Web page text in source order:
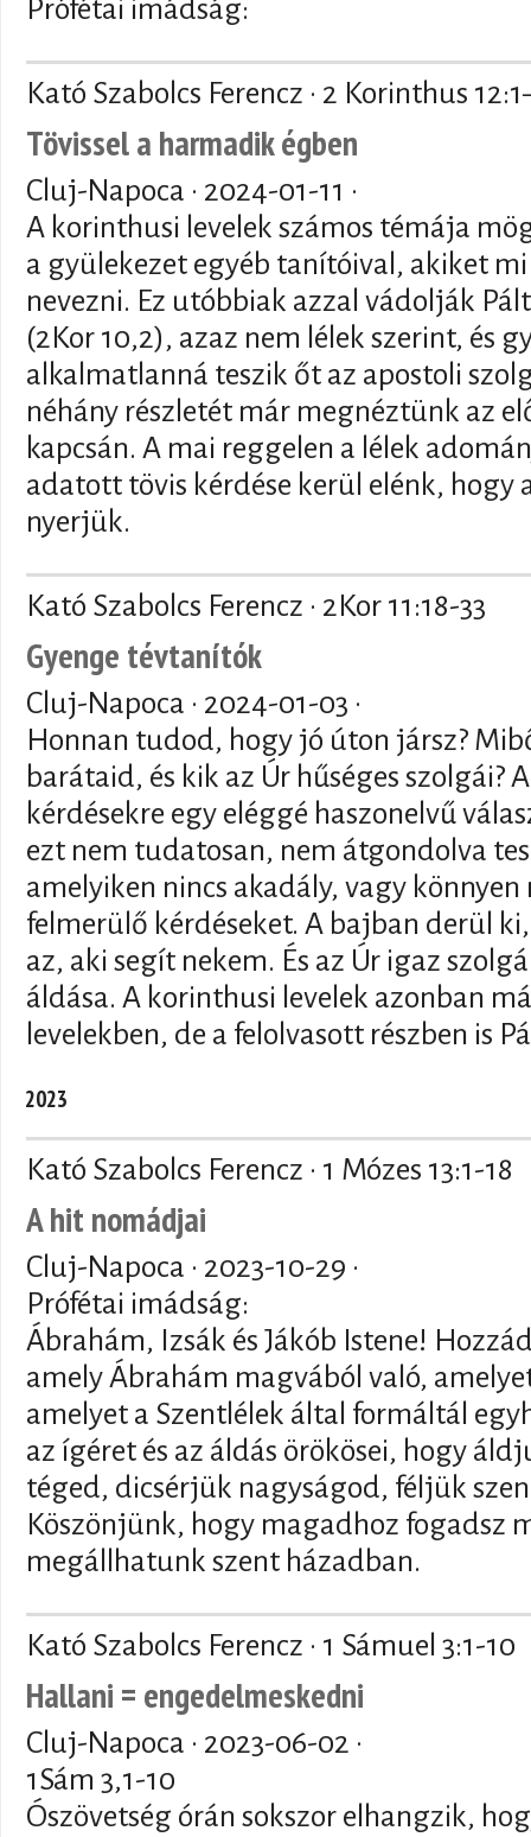
Prófétai imádság:
Kató Szabolcs Ferencz · 2 Korinthus
Tövissel a harmadik égben
Cluj-Napoca · 2024-01-11 ·
A korinthusi levelek számos témája
a gyülekezet egyéb tanítóival, akiket
nevezni. Ez utóbbiak azzal vádolják
(2Kor 10,2), azaz nem lélek szerint, és
alkalmatlanná teszik őt az apostoli
néhány részletét már megnéztünk az
kapcsán. A mai reggelen a lélek
adatott tövis kérdése kerül elénk, hogy
nyerjük.
Kató Szabolcs Ferencz · 2Kor 11:18-33
Gyenge tévtanítók
Cluj-Napoca · 2024-01-03 ·
Honnan tudod, hogy jó úton jársz?
barátaid, és kik az Úr hűséges szolgái?
kérdésekre egy eléggé haszonelvű
ezt nem tudatosan, nem átgondolva
amelyiken nincs akadály, vagy
felmerülő kérdéseket. A bajban derül
az, aki segít nekem. És az Úr igaz
áldása. A korinthusi levelek azonban
levelekben, de a felolvasott részben is
2023
Kató Szabolcs Ferencz · 1 Mózes 13:1-18
A hit nomádjai
Cluj-Napoca · 2023-10-29 ·
Prófétai imádság:
Ábrahám, Izsák és Jákób Istene!
amely Ábrahám magvából való,
amelyet a Szentlélek által formáltál
az ígéret és az áldás örökösei, hogy
téged, dicsérjük nagyságod, féljük
Köszönjünk, hogy magadhoz fogadsz
megállhatunk szent házadban.
Kató Szabolcs Ferencz · 1 Sámuel 3:1-10
Hallani = engedelmeskedni
Cluj-Napoca · 2023-06-02 ·
1Sám 3,1-10
Ószövetség órán sokszor elhangzik,